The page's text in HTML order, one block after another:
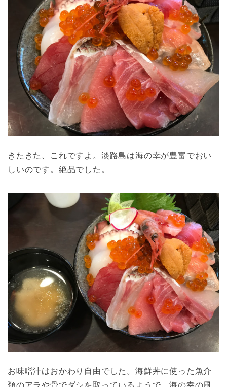
きたきた、これですよ。淡路島は海の幸が豊富でおい
しいのです。絶品でした。
お味噌汁はおかわり自由でした。海鮮丼に使った魚介